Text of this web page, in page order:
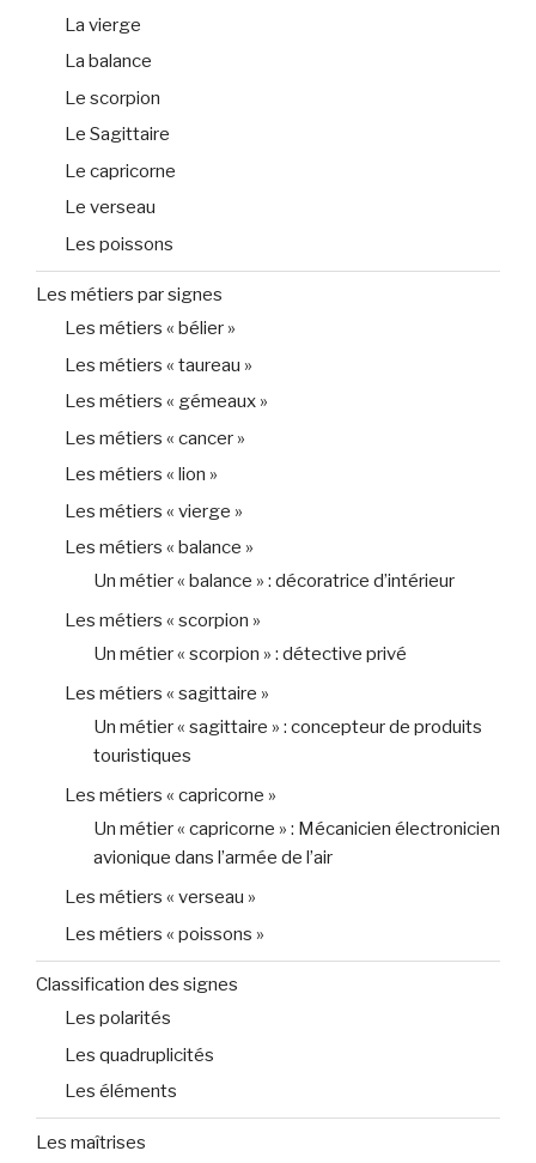
La vierge
La balance
Le scorpion
Le Sagittaire
Le capricorne
Le verseau
Les poissons
Les métiers par signes
Les métiers « bélier »
Les métiers « taureau »
Les métiers « gémeaux »
Les métiers « cancer »
Les métiers « lion »
Les métiers « vierge »
Les métiers « balance »
Un métier « balance » : décoratrice d’intérieur
Les métiers « scorpion »
Un métier « scorpion » : détective privé
Les métiers « sagittaire »
Un métier « sagittaire » : concepteur de produits
touristiques
Les métiers « capricorne »
Un métier « capricorne » : Mécanicien électronicien
avionique dans l’armée de l’air
Les métiers « verseau »
Les métiers « poissons »
Classification des signes
Les polarités
Les quadruplicités
Les éléments
Les maîtrises